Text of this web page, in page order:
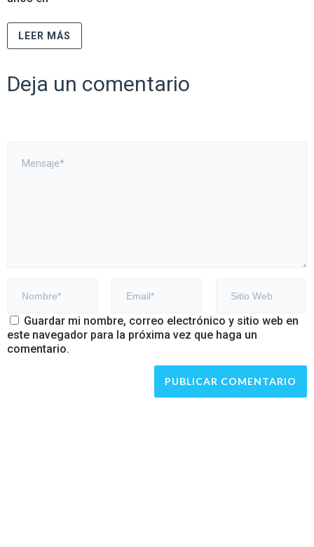
LEER MÁS
Deja un comentario
Guardar mi nombre, correo electrónico y sitio web en
este navegador para la próxima vez que haga un
comentario.